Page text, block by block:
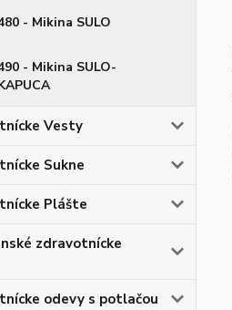
- Mikina SULO
- Mikina SULO-
Vesty
Sukne
Plášte
zdravotnícke
odevy s potlačou